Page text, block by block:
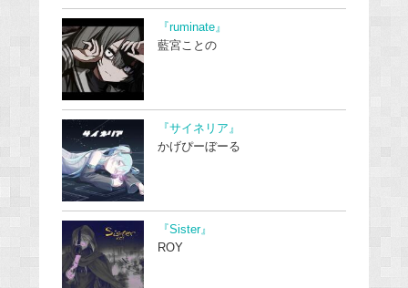
『ruminate』
藍宮ことの
『サイネリア』
かげぴーぼーる
『Sister』
ROY